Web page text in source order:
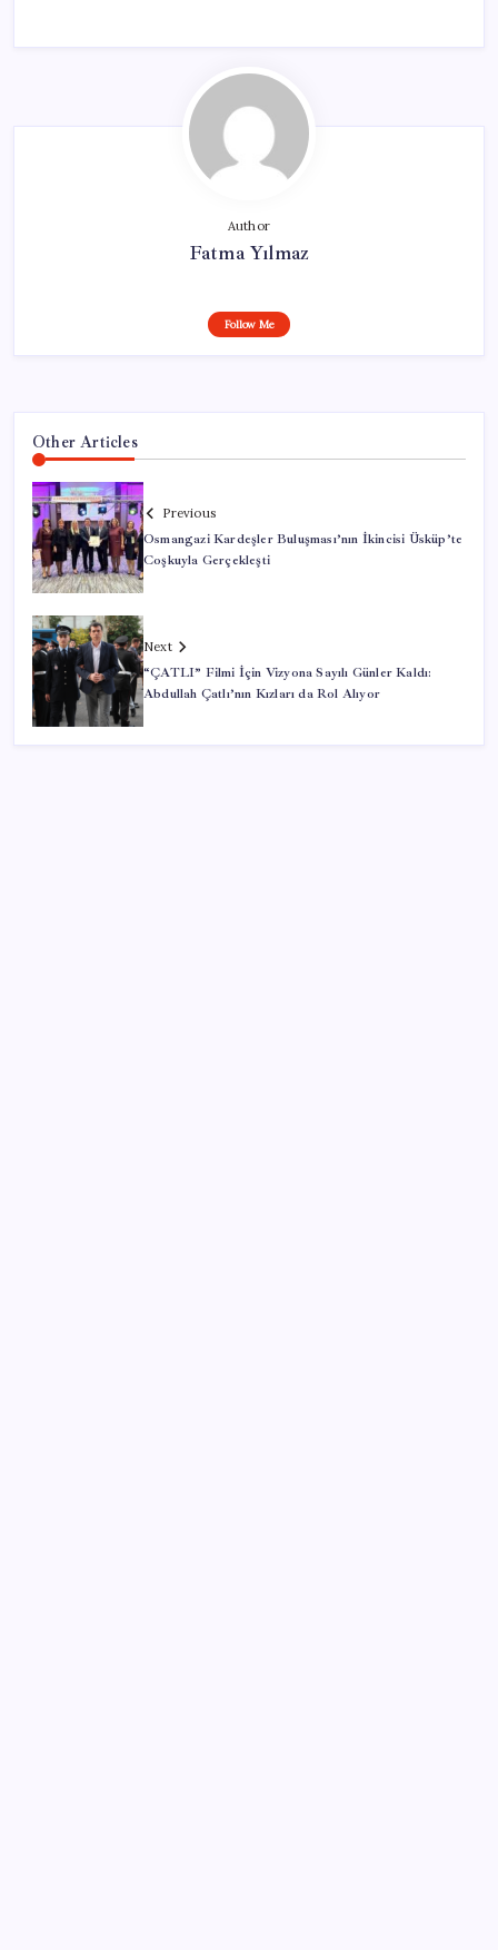
Author
Fatma Yılmaz
Follow Me
Other Articles
Previous
Osmangazi Kardeşler Buluşması’nın İkincisi Üsküp’te
Coşkuyla Gerçekleşti
Next
“ÇATLI” Filmi İçin Vizyona Sayılı Günler Kaldı:
Abdullah Çatlı’nın Kızları da Rol Alıyor